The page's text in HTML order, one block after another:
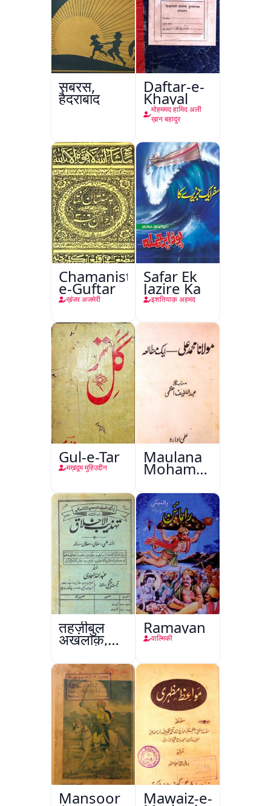
सबरस,
हैदराबाद
Daftar-e-
Khayal
मोहममद हामिद अली
ख़ान बहादुर
Chamanistan-
e-Guftar
ख़ंजर अजमेरी
Safar Ek
Jazire Ka
इशतियाक़ अहमद
Gul-e-Tar
मख़दूम मुहिउद्दीन
Maulana
Mohammad
Ali Ek
Mutala
तहज़ीबुल
अख़लाक़,
अमृतसर
Ramayan
वाल्मिकी
Mansoor Mawaiz-e-